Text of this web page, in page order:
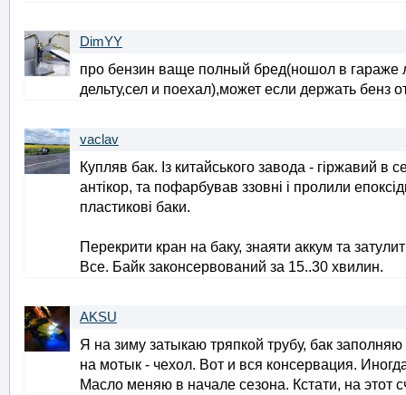
DimYY
про бензин ваще полный бред(ношол в гараже
дельту,сел и поехал),может если держать бенз
vaclav
Купляв бак. Із китайського завода - гіржавий
антікор, та пофарбував ззовні і пролили
пластикові баки.
Перекрити кран на баку, знаяти аккум та
Все. Байк законсервований за 15..30 хвилин.
AKSU
Я на зиму затыкаю тряпкой трубу, бак
на мотык - чехол. Вот и вся консервация.
Масло меняю в начале сезона. Кстати, на этот